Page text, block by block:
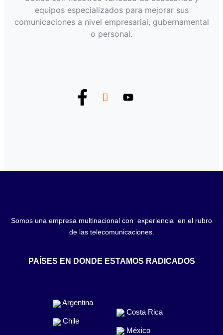
equipos especializados para mejorar sus
comunicaciones a nivel empresarial, gubernamental
o personal.
Somos una empresa multinacional con experiencia en el rubro
de las telecomunicaciones.
PAÍSES EN DONDE ESTAMOS RADICADOS
Argentina
Chile
Costa Rica
México